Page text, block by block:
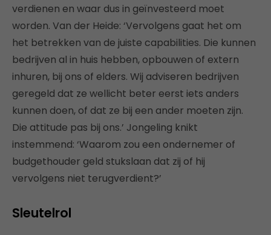
verdienen en waar dus in geïnvesteerd moet
worden. Van der Heide: ‘Vervolgens gaat het om
het betrekken van de juiste capabilities. Die kunnen
bedrijven al in huis hebben, opbouwen of extern
inhuren, bij ons of elders. Wij adviseren bedrijven
geregeld dat ze wellicht beter eerst iets anders
kunnen doen, of dat ze bij een ander moeten zijn.
Die attitude pas bij ons.’ Jongeling knikt
instemmend: ‘Waarom zou een ondernemer of
budgethouder geld stukslaan dat zij of hij
vervolgens niet terugverdient?’
Sleutelrol